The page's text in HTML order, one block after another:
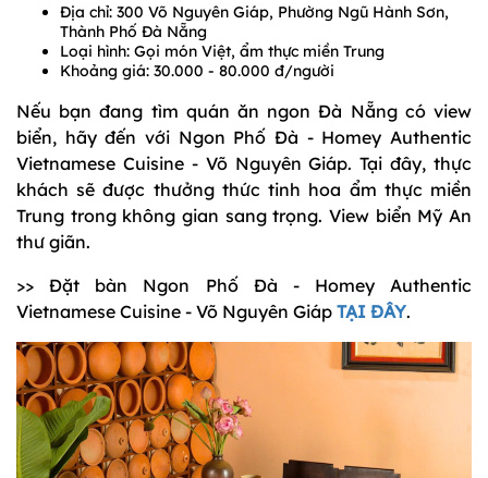
Địa chỉ: 300 Võ Nguyên Giáp, Phường Ngũ Hành Sơn,
Thành Phố Đà Nẵng
Loại hình: Gọi món Việt, ẩm thực miền Trung
Khoảng giá: 30.000 - 80.000 đ/người
Nếu bạn đang tìm quán ăn ngon Đà Nẵng có view
biển, hãy đến với Ngon Phố Đà - Homey Authentic
Vietnamese Cuisine - Võ Nguyên Giáp. Tại đây, thực
khách sẽ được thưởng thức tinh hoa ẩm thực miền
Trung trong không gian sang trọng. View biển Mỹ An
thư giãn.
>> Đặt bàn Ngon Phố Đà - Homey Authentic
Vietnamese Cuisine - Võ Nguyên Giáp TẠI ĐÂY.